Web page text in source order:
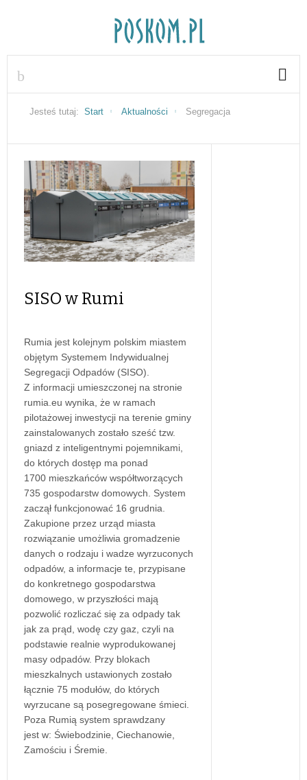
Jesteś tutaj: Start Aktualności Segregacja
SISO w Rumi
Rumia jest kolejnym polskim miastem
objętym Systemem Indywidualnej
Segregacji Odpadów (SISO).
Z informacji umieszczonej na stronie
rumia.eu wynika, że w ramach
pilotażowej inwestycji na terenie gminy
zainstalowanych zostało sześć tzw.
gniazd z inteligentnymi pojemnikami,
do których dostęp ma ponad
1700 mieszkańców współtworzących
735 gospodarstw domowych. System
zaczął funkcjonować 16 grudnia.
Zakupione przez urząd miasta
rozwiązanie umożliwia gromadzenie
danych o rodzaju i wadze wyrzuconych
odpadów, a informacje te, przypisane
do konkretnego gospodarstwa
domowego, w przyszłości mają
pozwolić rozliczać się za odpady tak
jak za prąd, wodę czy gaz, czyli na
podstawie realnie wyprodukowanej
masy odpadów. Przy blokach
mieszkalnych ustawionych zostało
łącznie 75 modułów, do których
wyrzucane są posegregowane śmieci.
Poza Rumią system sprawdzany
jest w: Świebodzinie, Ciechanowie,
Zamościu i Śremie.